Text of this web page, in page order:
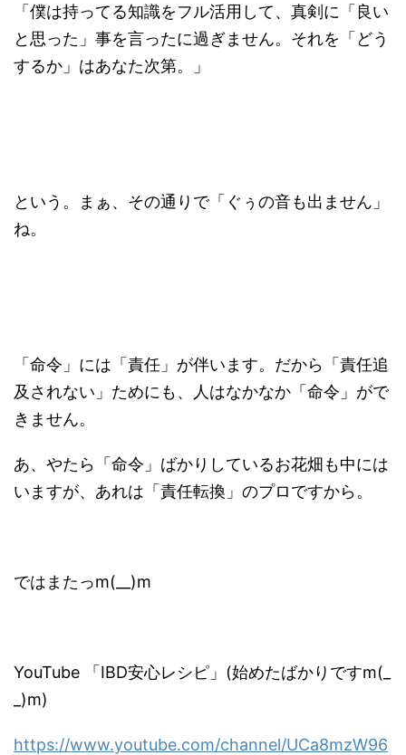
「僕は持ってる知識をフル活用して、真剣に「良い
と思った」事を言ったに過ぎません。それを「どう
するか」はあなた次第。」
という。まぁ、その通りで「ぐぅの音も出ません」
ね。
「命令」には「責任」が伴います。だから「責任追
及されない」ためにも、人はなかなか「命令」がで
きません。
あ、やたら「命令」ばかりしているお花畑も中には
いますが、あれは「責任転換」のプロですから。
ではまたっm(__)m
YouTube 「IBD安心レシピ」(始めたばかりですm(_
_)m)
https://www.youtube.com/channel/UCa8mzW96